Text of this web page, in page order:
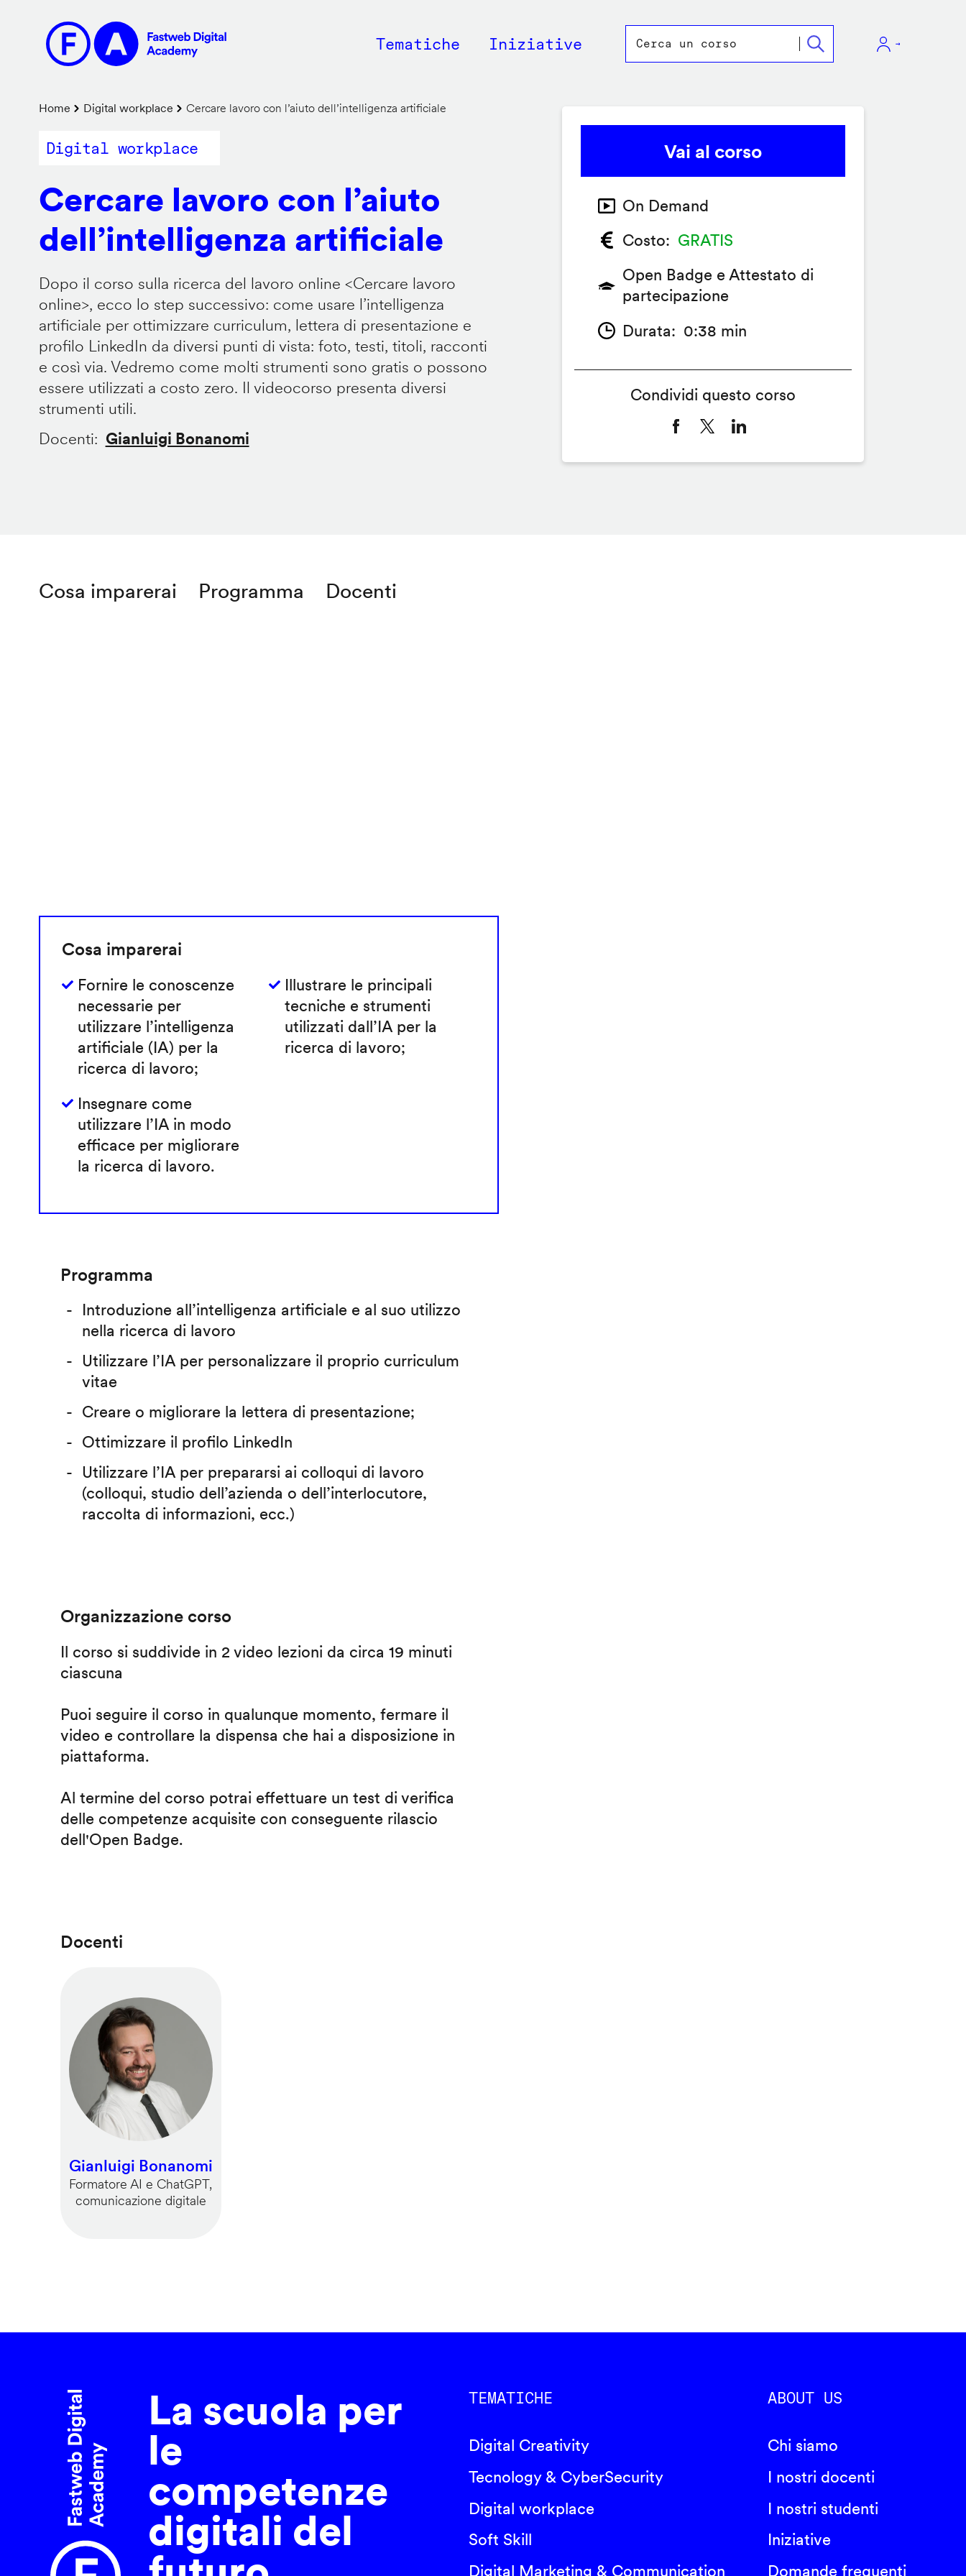
contenuto
principale
Main
Tematiche Iniziative
Briciole
di
Home Digital workplace Cercare lavoro con l’aiuto dell’intelligenza artificiale
Digital workplace
Cercare lavoro con l’aiuto
dell’intelligenza artificiale
Dopo il corso sulla ricerca del lavoro online <Cercare lavoro
online>, ecco lo step successivo: come usare l’intelligenza
artificiale per ottimizzare curriculum, lettera di presentazione e
profilo LinkedIn da diversi punti di vista: foto, testi, titoli, racconti
e così via. Vedremo come molti strumenti sono gratis o possono
essere utilizzati a costo zero. Il videocorso presenta diversi
strumenti utili.
Docenti
Gianluigi Bonanomi
Cosa imparerai Programma Docenti
Cosa imparerai
Fornire le conoscenze
necessarie per
utilizzare l’intelligenza
artificiale (IA) per la
ricerca di lavoro;
Illustrare le principali
tecniche e strumenti
utilizzati dall’IA per la
ricerca di lavoro;
Insegnare come
utilizzare l’IA in modo
efficace per migliorare
la ricerca di lavoro.
Programma
Introduzione all’intelligenza artificiale e al suo utilizzo
nella ricerca di lavoro
Utilizzare l’IA per personalizzare il proprio curriculum
vitae
Creare o migliorare la lettera di presentazione;
Ottimizzare il profilo LinkedIn
Utilizzare l’IA per prepararsi ai colloqui di lavoro
(colloqui, studio dell’azienda o dell’interlocutore,
raccolta di informazioni, ecc.)
Organizzazione corso
Il corso si suddivide in 2 video lezioni da circa 19 minuti
ciascuna
Puoi seguire il corso in qualunque momento, fermare il
video e controllare la dispensa che hai a disposizione in
piattaforma.
Al termine del corso potrai effettuare un test di verifica
delle competenze acquisite con conseguente rilascio
dell'Open Badge.
Docenti
Gianluigi Bonanomi
Formatore AI e ChatGPT,
comunicazione digitale
Vai al corso
On Demand
Costo
GRATIS
Open Badge e Attestato di
partecipazione
Durata
0:38 min
Condividi questo corso
La scuola per
le
competenze
digitali del
TEMATICHE
Digital Creativity
Tecnology & CyberSecurity
Digital workplace
Soft Skill
Digital Marketing & Communication
ABOUT US
Chi siamo
I nostri docenti
I nostri studenti
Iniziative
Domande frequenti